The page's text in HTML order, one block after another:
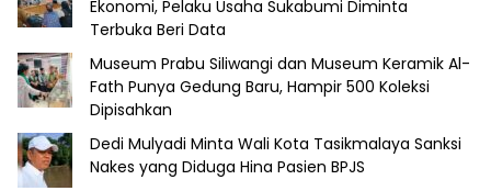
Ekonomi, Pelaku Usaha Sukabumi Diminta
Terbuka Beri Data
Museum Prabu Siliwangi dan Museum Keramik Al-
Fath Punya Gedung Baru, Hampir 500 Koleksi
Dipisahkan
Dedi Mulyadi Minta Wali Kota Tasikmalaya Sanksi
Nakes yang Diduga Hina Pasien BPJS